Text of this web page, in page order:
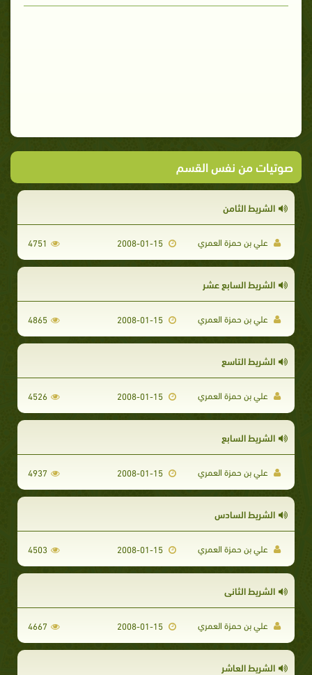
صوتيات من نفس القسم
الشريط الثامن
علي بن حمزة العمري 4751
الشريط السابع عشر
علي بن حمزة العمري 4865
الشريط التاسع
علي بن حمزة العمري 4526
الشريط السابع
علي بن حمزة العمري 4937
الشريط السادس
علي بن حمزة العمري 4503
الشريط الثاني
علي بن حمزة العمري 4667
الشريط العاشر